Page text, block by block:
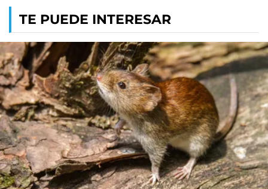
TE PUEDE INTERESAR